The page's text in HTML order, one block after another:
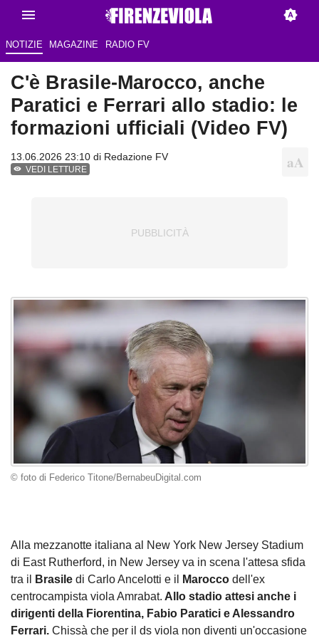
NOTIZIE MAGAZINE RADIO FV
C'è Brasile-Marocco, anche
Paratici e Ferrari allo stadio: le
formazioni ufficiali (Video FV)
13.06.2026 23:10 di Redazione FV
VEDI LETTURE
© foto di Federico Titone/BernabeuDigital.com
Alla mezzanotte italiana al New York New Jersey Stadium
di East Rutherford, in New Jersey va in scena l'attesa sfida
tra il
Brasile di Carlo Ancelotti e il Marocco dell'ex
centrocampista viola Amrabat. Allo stadio attesi anche i
dirigenti della Fiorentina, Fabio Paratici e Alessandro
Ferrari. Chissà che per il ds viola non diventi un'occasione